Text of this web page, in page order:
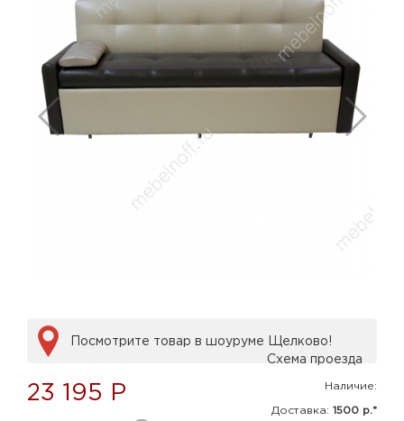
Посмотрите товар в шоуруме Щелково!
Схема проезда
23 195 Р Наличие:
Доставка: 1500 р.*